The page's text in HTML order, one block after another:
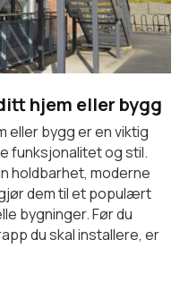
hjem eller bygg
eller bygg er en viktig
funksjonalitet og stil.
holdbarhet, moderne
dem til et populært
bygninger. Før du
du skal installere, er